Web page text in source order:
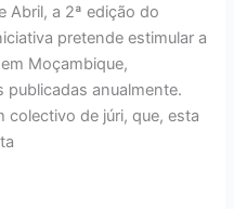
Abril, a 2ª edição do
pretende estimular a
Moçambique,
anualmente.
colectivo de júri, que, esta